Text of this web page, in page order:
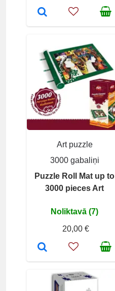
Art puzzle
3000 gabaliņi
Puzzle Roll Mat up to
3000 pieces Art
Noliktavā (7)
20,00 €